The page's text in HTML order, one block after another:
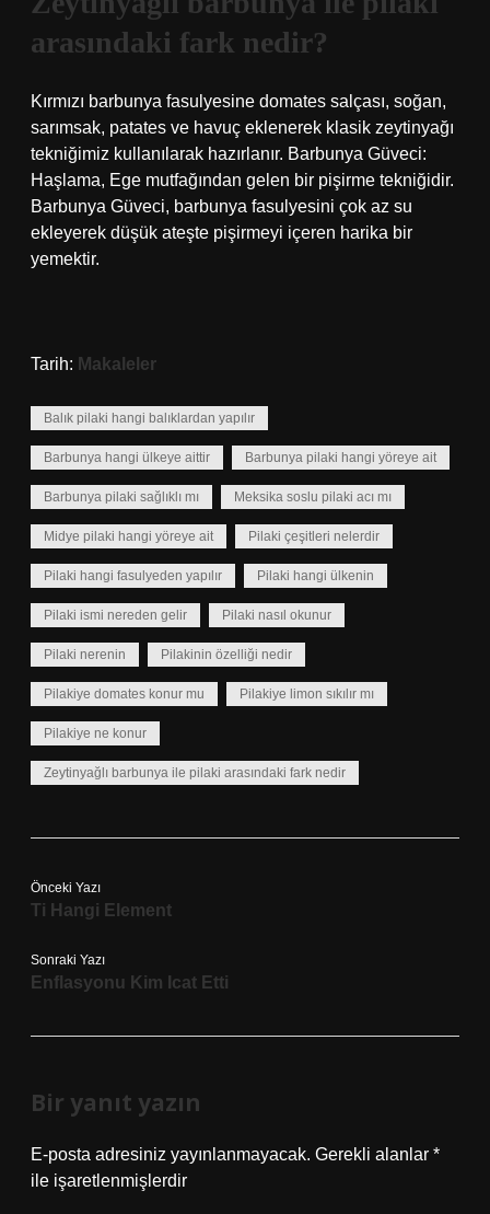
arasındaki fark nedir?
Kırmızı barbunya fasulyesine domates salçası, soğan,
sarımsak, patates ve havuç eklenerek klasik zeytinyağı
tekniğimiz kullanılarak hazırlanır. Barbunya Güveci:
Haşlama, Ege mutfağından gelen bir pişirme tekniğidir.
Barbunya Güveci, barbunya fasulyesini çok az su
ekleyerek düşük ateşte pişirmeyi içeren harika bir
yemektir.
Tarih: Makaleler
Balık pilaki hangi balıklardan yapılır
Barbunya hangi ülkeye aittir Barbunya pilaki hangi yöreye ait
Barbunya pilaki sağlıklı mı Meksika soslu pilaki acı mı
Midye pilaki hangi yöreye ait Pilaki çeşitleri nelerdir
Pilaki hangi fasulyeden yapılır Pilaki hangi ülkenin
Pilaki ismi nereden gelir Pilaki nasıl okunur
Pilaki nerenin Pilakinin özelliği nedir
Pilakiye domates konur mu Pilakiye limon sıkılır mı
Pilakiye ne konur
Zeytinyağlı barbunya ile pilaki arasındaki fark nedir
Önceki Yazı
Ti Hangi Element
Sonraki Yazı
Enflasyonu Kim Icat Etti
Bir yanıt yazın
E-posta adresiniz yayınlanmayacak. Gerekli alanlar *
ile işaretlenmişlerdir